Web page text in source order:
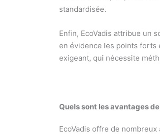
standardisée.
Enfin, EcoVadis attribue un
en évidence les points forts
exigeant, qui nécessite
Quels sont les avantages
EcoVadis offre de nombreux